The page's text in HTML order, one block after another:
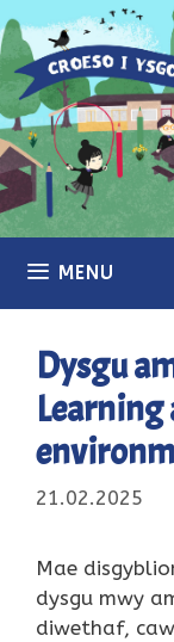
Skip
to
content
MENU
Dysgu
21.02.2025
Mae
dysgu mwy
diwethaf,